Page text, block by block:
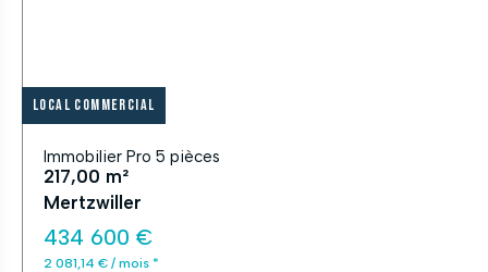
Local commercial
Immobilier Pro 5 pièces
217,00 m²
Mertzwiller
434 600 €
2 081,14 € / mois *